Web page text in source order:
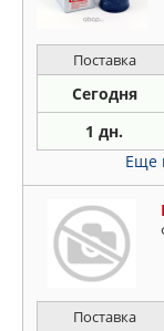
Поставка
Сегодня
1 дн.
Еще
Поставка